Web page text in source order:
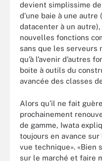
devient simplissime
d’une baie à une autre
datacenter à un autre),
nouvelles fonctions
sans que les serveurs
qu’à l’avenir d’autres
boite à outils du
avancée des classes
Alors qu’il ne fait
prochainement
de gamme, Iwata
toujours en avance sur
vue technique». «Bien
sur le marché et faire